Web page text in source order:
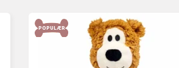
POPULÆR